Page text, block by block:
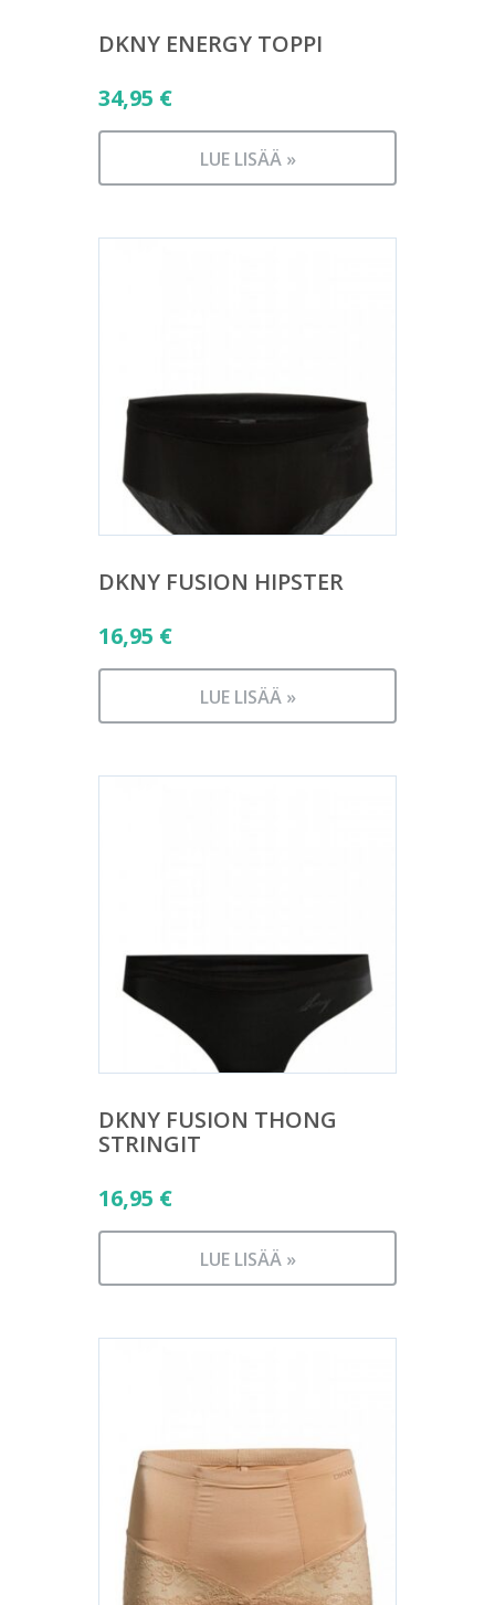
DKNY ENERGY TOPPI
34,95 €
LUE LISÄÄ »
DKNY FUSION HIPSTER
16,95 €
LUE LISÄÄ »
DKNY FUSION THONG
STRINGIT
16,95 €
LUE LISÄÄ »